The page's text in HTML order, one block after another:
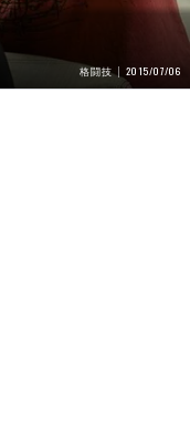
格闘技 2015/07/06